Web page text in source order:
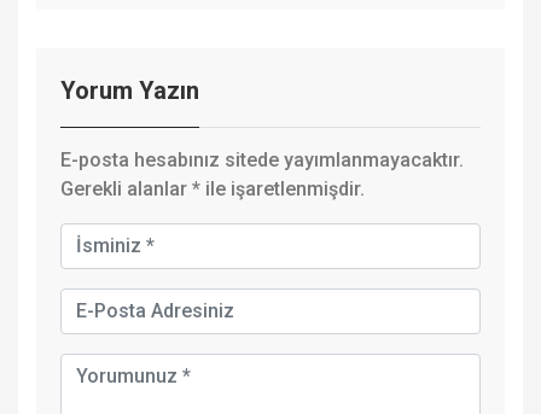
Yorum Yazın
E-posta hesabınız sitede yayımlanmayacaktır.
Gerekli alanlar * ile işaretlenmişdir.